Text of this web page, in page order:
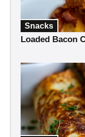
Snacks
Loaded Bacon